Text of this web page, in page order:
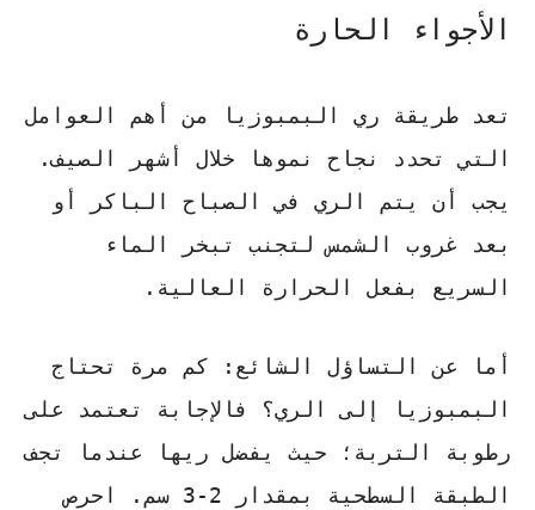
الأجواء الحارة
تعد طريقة ري البمبوزيا
من أهم العوامل
التي تحدد نجاح نموها خلال أشهر الصيف.
يجب أن يتم الري في الصباح الباكر أو
بعد غروب الشمس لتجنب تبخر الماء
السريع بفعل الحرارة العالية.
أما عن التساؤل الشائع: كم مرة تحتاج
البمبوزيا إلى الري؟ فالإجابة تعتمد على
رطوبة التربة؛ حيث يفضل ريها عندما تجف
الطبقة السطحية بمقدار 2-3 سم. احرص